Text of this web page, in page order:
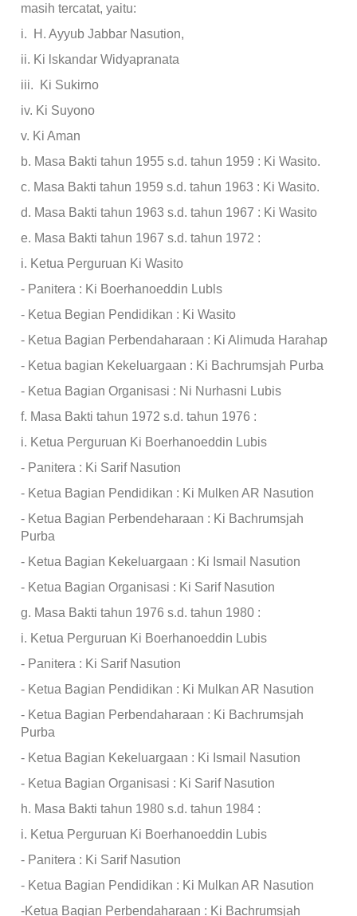
masih tercatat, yaitu:
i. H. Ayyub Jabbar Nasution,
ii. Ki lskandar Widyapranata
iii. Ki Sukirno
iv. Ki Suyono
v. Ki Aman
b. Masa Bakti tahun 1955 s.d. tahun 1959 : Ki Wasito.
c. Masa Bakti tahun 1959 s.d. tahun 1963 : Ki Wasito.
d. Masa Bakti tahun 1963 s.d. tahun 1967 : Ki Wasito
e. Masa Bakti tahun 1967 s.d. tahun 1972 :
i. Ketua Perguruan Ki Wasito
- Panitera : Ki Boerhanoeddin Lubls
- Ketua Begian Pendidikan : Ki Wasito
- Ketua Bagian Perbendaharaan : Ki Alimuda Harahap
- Ketua bagian Kekeluargaan : Ki Bachrumsjah Purba
- Ketua Bagian Organisasi : Ni Nurhasni Lubis
f. Masa Bakti tahun 1972 s.d. tahun 1976 :
i. Ketua Perguruan Ki Boerhanoeddin Lubis
- Panitera : Ki Sarif Nasution
- Ketua Bagian Pendidikan : Ki Mulken AR Nasution
- Ketua Bagian Perbendeharaan : Ki Bachrumsjah
Purba
- Ketua Bagian Kekeluargaan : Ki Ismail Nasution
- Ketua Bagian Organisasi : Ki Sarif Nasution
g. Masa Bakti tahun 1976 s.d. tahun 1980 :
i. Ketua Perguruan Ki Boerhanoeddin Lubis
- Panitera : Ki Sarif Nasution
- Ketua Bagian Pendidikan : Ki Mulkan AR Nasution
- Ketua Bagian Perbendaharaan : Ki Bachrumsjah
Purba
- Ketua Bagian Kekeluargaan : Ki Ismail Nasution
- Ketua Bagian Organisasi : Ki Sarif Nasution
h. Masa Bakti tahun 1980 s.d. tahun 1984 :
i. Ketua Perguruan Ki Boerhanoeddin Lubis
- Panitera : Ki Sarif Nasution
- Ketua Bagian Pendidikan : Ki Mulkan AR Nasution
-Ketua Bagian Perbendaharaan : Ki Bachrumsjah